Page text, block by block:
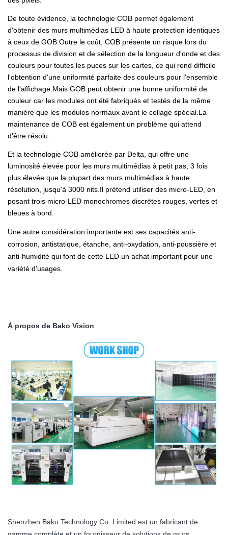
De toute évidence, la technologie COB permet également
d'obtenir des murs multimédias LED à haute protection identiques
à ceux de GOB.Outre le coût, COB présente un risque lors du
processus de division et de sélection de la longueur d'onde et des
couleurs pour toutes les puces sur les cartes, ce qui rend difficile
l'obtention d'une uniformité parfaite des couleurs pour l'ensemble
de l'affichage.Mais GOB peut obtenir une bonne uniformité de
couleur car les modules ont été fabriqués et testés de la même
manière que les modules normaux avant le collage spécial.La
maintenance de COB est également un problème qui attend
d'être résolu.
Et la technologie COB améliorée par Delta, qui offre une
luminosité élevée pour les murs multimédias à petit pas, 3 fois
plus élevée que la plupart des murs multimédias à haute
résolution, jusqu'à 3000 nits.Il prétend utiliser des micro-LED, en
posant trois micro-LED monochromes discrètes rouges, vertes et
bleues à bord.
Une autre considération importante est ses capacités anti-
corrosion, antistatique, étanche, anti-oxydation, anti-poussière et
anti-humidité qui font de cette LED un achat important pour une
variété d'usages.
À propos de Bako Vision
Shenzhen Bako Technology Co. Limited est un fabricant de